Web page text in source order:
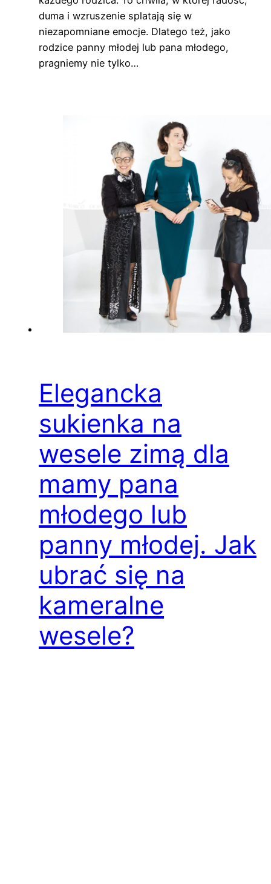
duma i wzruszenie splatają się w
niezapomniane emocje. Dlatego też, jako
rodzice panny młodej lub pana młodego,
pragniemy nie tylko…
Elegancka
sukienka na
wesele zimą dla
mamy pana
młodego lub
panny młodej. Jak
ubrać się na
kameralne
wesele?